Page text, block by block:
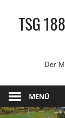
springenTSG
Der
MENÜ